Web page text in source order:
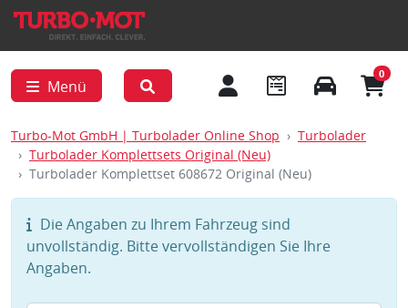
Menü
0
Turbo-Mot GmbH | Turbolader Online Shop
Turbolader
Turbolader Komplettsets Original (Neu)
Turbolader Komplettset 608672 Original (Neu)
Die Angaben zu Ihrem Fahrzeug sind
unvollständig. Bitte vervollständigen Sie Ihre
Angaben.